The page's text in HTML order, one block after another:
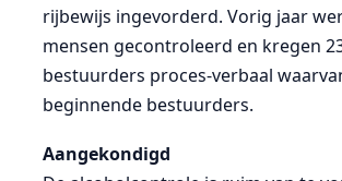
rijbewijs ingevorderd. Vorig jaar
mensen gecontroleerd en kregen
bestuurders proces-verbaal
beginnende bestuurders.
Aangekondigd